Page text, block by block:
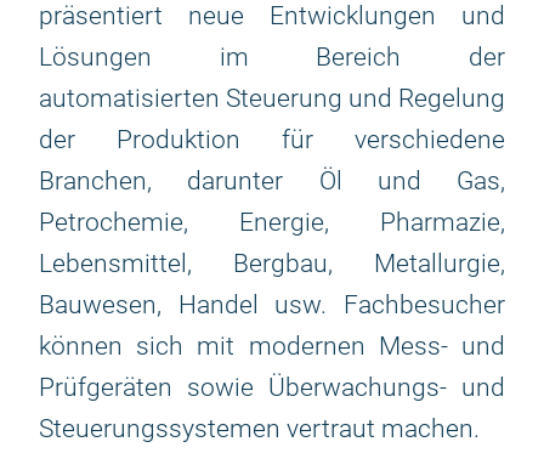
präsentiert neue Entwicklungen und
Lösungen im Bereich der
automatisierten Steuerung und Regelung
der Produktion für verschiedene
Branchen, darunter Öl und Gas,
Petrochemie, Energie, Pharmazie,
Lebensmittel, Bergbau, Metallurgie,
Bauwesen, Handel usw. Fachbesucher
können sich mit modernen Mess- und
Prüfgeräten sowie Überwachungs- und
Steuerungssystemen vertraut machen.